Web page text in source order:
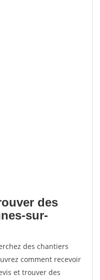
des
sur-
des chantiers
comment recevoir
et trouver des